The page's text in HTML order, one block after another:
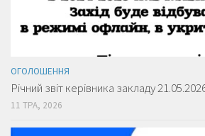
ОГОЛОШЕННЯ
Річний звіт керівника закладу
11 ТРА, 2026